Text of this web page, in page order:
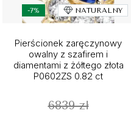
-7% NATURALNY
Pierścionek zaręczynowy
owalny z szafirem i
diamentami z żółtego złota
P0602ZS 0.82 ct
6839 zł